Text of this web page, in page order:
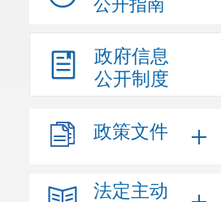
公开指南
政府信息
公开制度
政策文件
法定主动